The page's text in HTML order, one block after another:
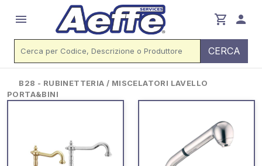
menu shopping_cart person
CERCA
B28 - RUBINETTERIA / MISCELATORI LAVELLO
PORTA&BINI